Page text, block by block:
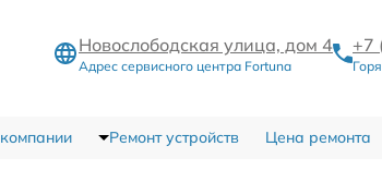
Новослободская улица, дом 4
Адрес сервисного центра Fortuna
+7
Ремонт устройств Цена ремонта